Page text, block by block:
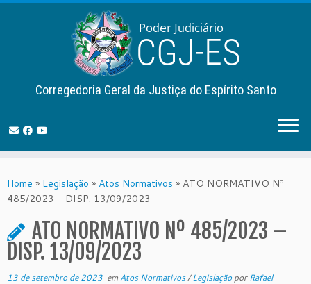
to
content
Corregedoria Geral da Justiça do Espírito Santo
Home » Legislação » Atos Normativos » ATO NORMATIVO Nº
485/2023 – DISP. 13/09/2023
ATO NORMATIVO Nº 485/2023 –
DISP. 13/09/2023
13 de setembro de 2023 em Atos Normativos/LegislaçãoporRafael